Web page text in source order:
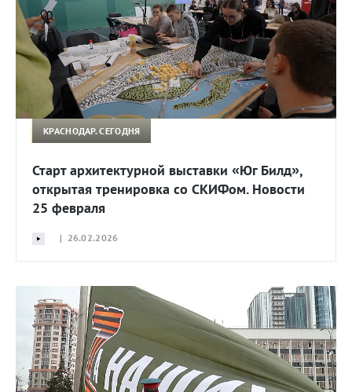
КРАСНОДАР. СЕГОДНЯ
Старт архитектурной выставки «Юг Билд»,
открытая тренировка со СКИФом. Новости
25 февраля
| 26.02.2026